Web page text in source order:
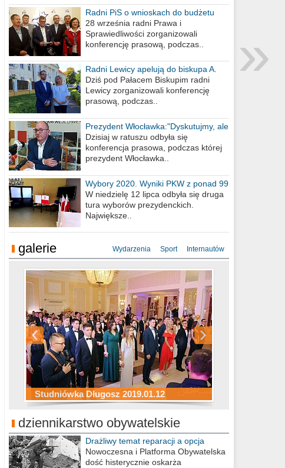
Radni PiS o wnioskach do budżetu
miasta na 2021 rok
28 września radni Prawa i
Sprawiedliwości zorganizowali
konferencję prasową, podczas..
Radni Lewicy apelują do biskupa A.
Wiesława Meringa
Dziś pod Pałacem Biskupim radni
Lewicy zorganizowali konferencję
prasową, podczas..
Prezydent Włocławka:"Dyskutujmy, ale
nie obrażajmy się”
Dzisiaj w ratuszu odbyła się
konferencja prasowa, podczas której
prezydent Włocławka..
Wybory 2020. Wyniki PKW z ponad 99
procent obwodów
W niedzielę 12 lipca odbyła się druga
tura wyborów prezydenckich.
Największe..
galerie Wydarzenia Sport Internautów
Studniówka Długosz 2019.01.12
ZS Budowlanych 2019.01.12
Studniówka LZK 2019.01.11
Studniówka Kopernik 2019.01.11
Studniówka LMK 2019.01.05
Studniówka ZS Ekonomicznych
2019.01.05
dziennikarstwo obywatelskie
Drażliwy temat reparacji a opcja
berlińska
Nowoczesna i Platforma Obywatelska
dość histerycznie oskarża
»